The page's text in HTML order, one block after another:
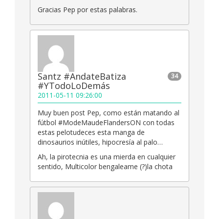
Gracias Pep por estas palabras.
34
Santz #AndateBatiza
#YTodoLoDemás
2011-05-11 09:26:00
Muy buen post Pep, como están matando al
fútbol #ModeMaudeFlandersON con todas
estas pelotudeces esta manga de
dinosaurios inútiles, hipocresía al palo…
Ah, la pirotecnia es una mierda en cualquier
sentido, Multicolor bengaleame (?)la chota